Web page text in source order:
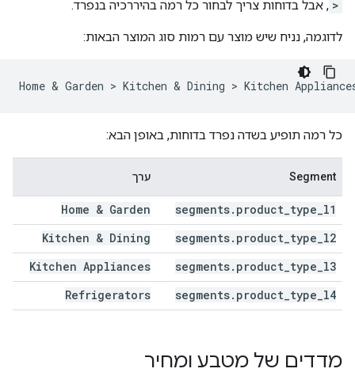
> , אבל בדוחות צריך לבחור כל רמה בהיררכיה בנפרד.
לדוגמה, נניח שיש מוצר עם רמות סוג המוצר הבאות:
כל רמה תופיע בשדה נפרד בדוחות, באופן הבא:
Segment ערך
segments. product type l1
Home & Garden
segments. product type l2
Kitchen & Dining
segments. product type l3
Kitchen Appliances
segments. product type l4
Refrigerators
מדדים של מטבע ומחיר